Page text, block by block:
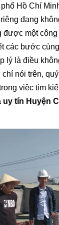
Hồ Chí
đang
được một
các bước
lý là điều
nói trên,
việc tìm
uy tín Huyện